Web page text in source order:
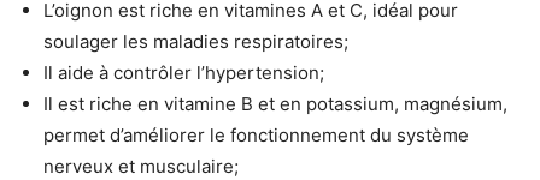
L’oignon est riche en vitamines A et C, idéal pour
soulager les maladies respiratoires;
Il aide à contrôler l’hypertension;
Il est riche en vitamine B et en potassium, magnésium,
permet d’améliorer le fonctionnement du système
nerveux et musculaire;